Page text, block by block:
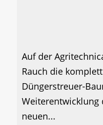
Auf der
Rauch die
Düngerstreuer-
Weiterentwicklung
neuen...